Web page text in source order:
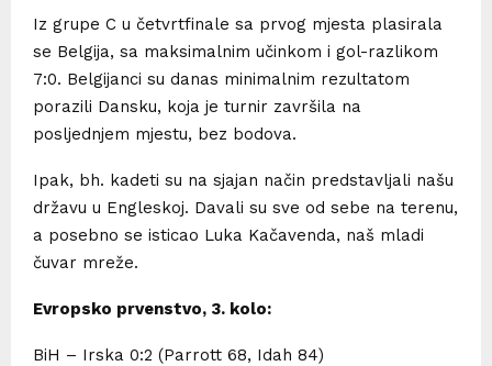
Iz grupe C u četvrtfinale sa prvog mjesta plasirala
se Belgija, sa maksimalnim učinkom i gol-razlikom
7:0. Belgijanci su danas minimalnim rezultatom
porazili Dansku, koja je turnir završila na
posljednjem mjestu, bez bodova.
Ipak, bh. kadeti su na sjajan način predstavljali našu
državu u Engleskoj. Davali su sve od sebe na terenu,
a posebno se isticao Luka Kačavenda, naš mladi
čuvar mreže.
Evropsko prvenstvo, 3. kolo:
BiH – Irska 0:2 (Parrott 68, Idah 84)